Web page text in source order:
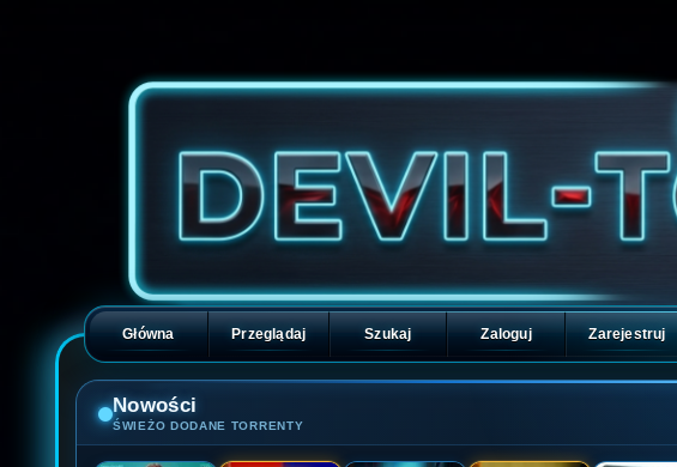
Główna Przeglądaj Szukaj Zaloguj Zarejestruj
Nowości
ŚWIEŻO DODANE TORRENTY